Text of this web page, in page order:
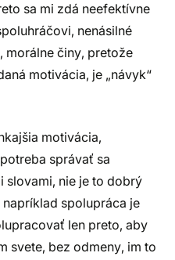
sa mi zdá neefektívne
nenásilné
morálne činy, pretože
motivácia, je „návyk“
motivácia,
správať sa
slovami, nie je to dobrý
spolupráca je
len preto, aby
svete, bez odmeny, im to